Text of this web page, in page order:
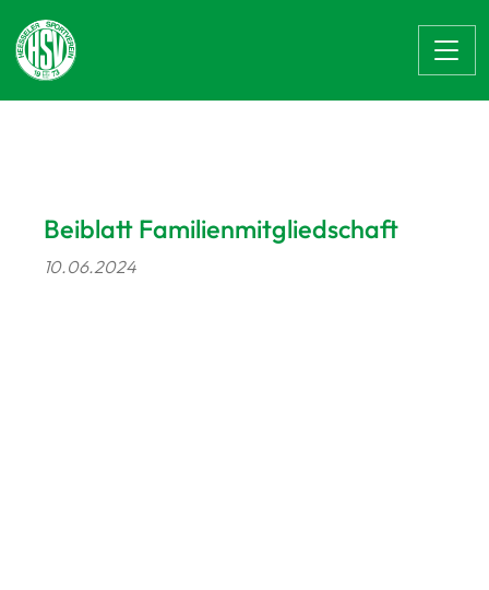
Beiblatt Familienmitgliedschaft
10.06.2024